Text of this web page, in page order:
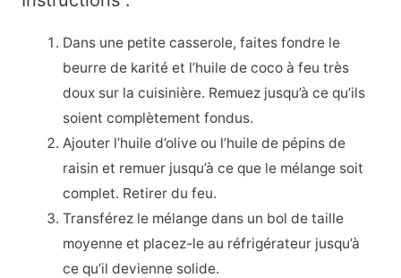
Dans une petite casserole, faites fondre le
beurre de karité et l’huile de coco à feu très
doux sur la cuisinière. Remuez jusqu’à ce qu’ils
soient complètement fondus.
Ajouter l’huile d’olive ou l’huile de pépins de
raisin et remuer jusqu’à ce que le mélange soit
complet. Retirer du feu.
Transférez le mélange dans un bol de taille
moyenne et placez-le au réfrigérateur jusqu’à
ce qu’il devienne solide.